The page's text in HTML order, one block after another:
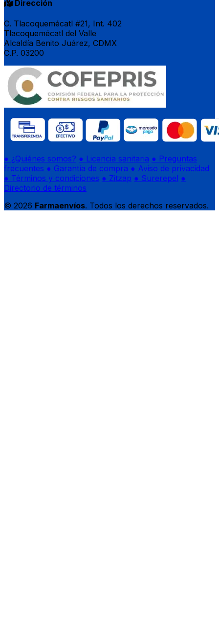
Dirección
C. Tlacoquemécatl #21, Int. 402
Tlacoquemécatl del Valle
Alcaldía Benito Juárez, CDMX
C.P. 03200
● ¿Quiénes somos? ● Licencia sanitaria ● Preguntas
frecuentes ● Garantía de compra ● Aviso de privacidad
● Términos y condiciones ● Zitzap ● Surerepel ●
Directorio de términos
© 2026 Farmaenvíos. Todos los derechos reservados.